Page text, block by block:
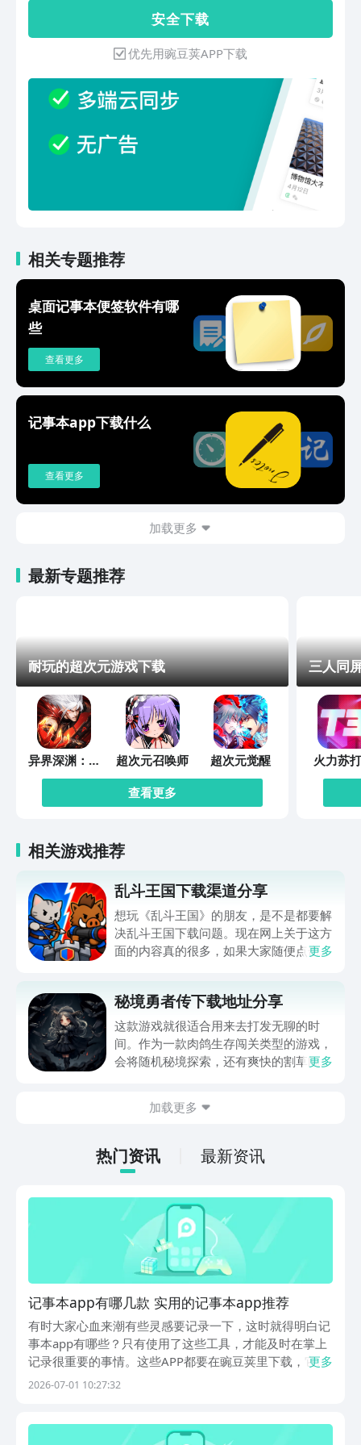
583737064苹果QQ群：633501751官
方微博（新浪）：@吾记君官方微信公众
号：吾记君（ID：wuji-app）
地在手机上排版出精美文档，并可导出高
清长图文，分享到微博和微信等社交网络
中 2: 内建云存储，内容永不丢失 Zine 免
费提供云存储空间，无需开设其他云存储
服务。当手机丢失或更换手机时，只需重
新下载应用并登录，便可找回全部内容。
Zine 已支持手机、平板和电脑等多种设
备，可以很方便地在各种智能设备上登录
用 Zine 创作的内容默认都是私密的，仅
自己可见和编辑； 银行级的加密传输与
容分享到社交网络、导出高清长图文和
PDF 文档，甚至提供了个人专栏，可以
制作电子书 Zine 支持将小册子的内容导
录、作者等等信息，酷似一本正规出版的
书籍，可实现书籍出版梦想。
安 全 下 载
优先用豌豆荚APP下载
相关专题推荐
桌面记事本便签软件有哪
些
查看更多
记事本app下载什么
查看更多
加载更多
最新专题推荐
耐玩的超次元游戏下载
异界深渊：觉
醒
超次元召唤师
超次元觉醒
查看更多
三人同
火力苏
相关游戏推荐
乱斗王国下载渠道分享
想玩《乱斗王国》的朋友，是不是都要解
决乱斗王国下载问题。现在网上关于这方
面的内容真的很多，如果大家随便点击陌
app进行下载会更加方便，九游是手游福
利最多的游戏平台，在这里不仅能够看到
游戏资源，还能及时查看后续的消息、活
动内容等相关信息。
更多
秘境勇者传下载地址分享
这款游戏就很适合用来去打发无聊的时
间。作为一款肉鸽生存闯关类型的游戏，
会将随机秘境探索，还有爽快的割草闯关
接就可以下载。游戏的上手门槛还是比较
打发无聊的时间，可玩性真的比较高。
更多
加载更多
热门资讯 最新资讯
记事本app有哪几款 实用的记事本app推荐
有时大家心血来潮有些灵感要记录一下，这时就得明白记
事本app有哪些？只有使用了这些工具，才能及时在掌上
记录很重要的事情。这些APP都要在豌豆荚里下载，它属
于最好用的应用商店。汇聚了超多资源，集合了多达200
更多
2026-07-01 10:27:32